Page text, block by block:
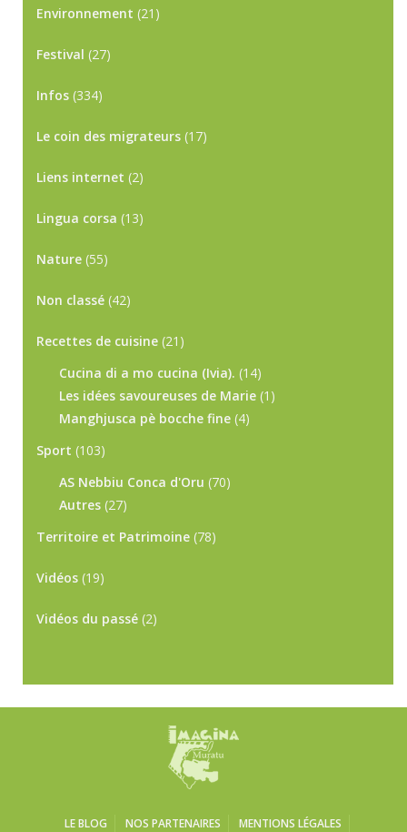
Environnement (21)
Festival (27)
Infos (334)
Le coin des migrateurs (17)
Liens internet (2)
Lingua corsa (13)
Nature (55)
Non classé (42)
Recettes de cuisine (21)
Cucina di a mo cucina (Ivia). (14)
Les idées savoureuses de Marie (1)
Manghjusca pè bocche fine (4)
Sport (103)
AS Nebbiu Conca d'Oru (70)
Autres (27)
Territoire et Patrimoine (78)
Vidéos (19)
Vidéos du passé (2)
LE BLOG NOS PARTENAIRES MENTIONS LÉGALES